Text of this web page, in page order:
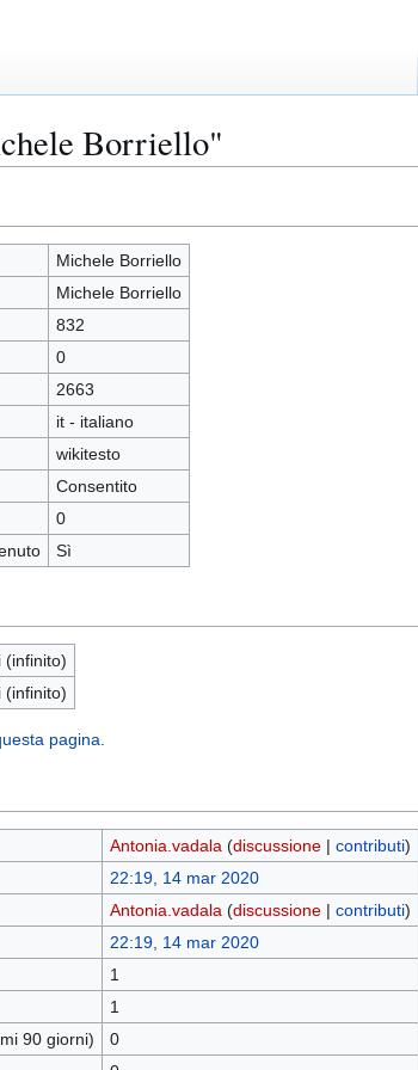
Borriello"
Michele Borriello
Michele Borriello
832
0
2663
it - italiano
wikitesto
Consentito
0
Sì
(infinito)
(infinito)
pagina.
Antonia.vadala (discussione| contributi)
22:19, 14 mar 2020
Antonia.vadala (discussione| contributi)
22:19, 14 mar 2020
1
1
90 giorni)
0